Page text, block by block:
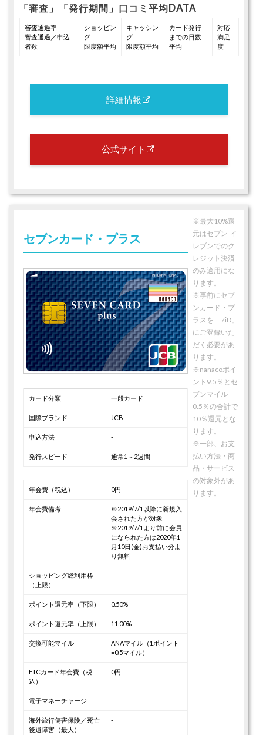
「審査」「発行期間」口コミ平均DATA
審査通過率
審査通過／申込
者数
ショッピン
グ
限度額平均
キャッシン
グ
限度額平均
カード発行
までの日数
平均
対応
満足
度
詳細情報
公式サイト
セブンカード・プラス
カード分類 一般カード
国際ブランド JCB
申込方法 -
発行スピード 通常1～2週間
年会費（税込） 0円
年会費備考
※2019/7/1以降に新規入
会された方が対象
※2019/7/1より前に会員
になられた方は2020年1
月10日(金)お支払い分よ
り無料
ショッピング総利用枠
（上限）
-
ポイント還元率（下限） 0.50%
ポイント還元率（上限） 11.00%
交換可能マイル
ANAマイル（1ポイント
=0.5マイル）
ETCカード年会費（税
込）
0円
電子マネーチャージ -
海外旅行傷害保険／死亡
後遺障害（最大）
-
※最大10%還
元はセブン-イ
レブンでのク
レジット決済
のみ適用にな
ります。
※事前にセブ
ンカード・プ
ラスを「7iD」
にご登録いた
だく必要があ
ります。
※nanacoポイ
ント9.5％とセ
ブンマイル
0.5％の合計で
10％還元とな
ります。
※一部、お支
払い方法・商
品・サービス
の対象外があ
ります。